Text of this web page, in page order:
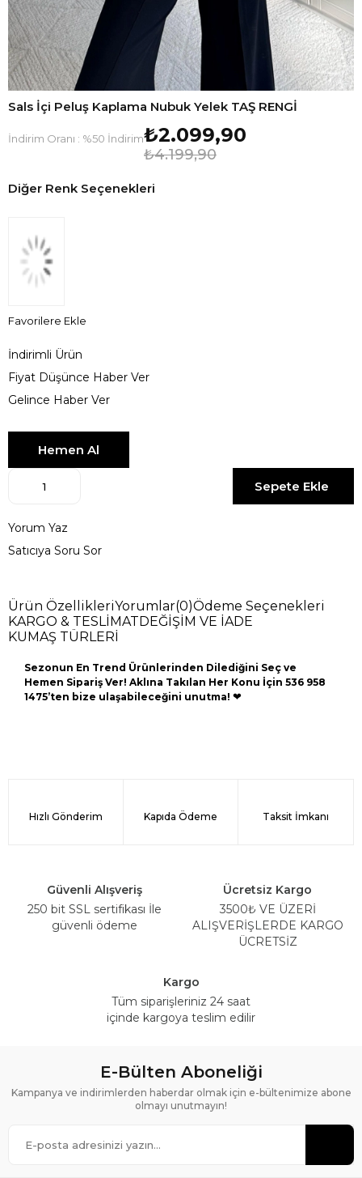
Sals İçi Peluş Kaplama Nubuk Yelek TAŞ RENGİ
İndirim Oranı : %50 İndirim
₺4.199,90
₺2.099,90
Diğer Renk Seçenekleri
Favorilere Ekle
İndirimli Ürün
Fiyat Düşünce Haber Ver
Gelince Haber Ver
Yorum Yaz
Satıcıya Soru Sor
Ürün ÖzellikleriYorumlar(0)Ödeme Seçenekleri
KARGO & TESLİMAT DEĞİŞİM VE İADE
KUMAŞ TÜRLERİ
Sezonun En Trend Ürünlerinden Dilediğini Seç ve
Hemen Sipariş Ver! Aklına Takılan Her Konu İçin 536 958
1475’ten bize ulaşabileceğini unutma! ❤
Hızlı Gönderim Kapıda Ödeme Taksit İmkanı
Güvenli Alışveriş
250 bit SSL sertifikası İle
güvenli ödeme
Ücretsiz Kargo
3500₺ VE ÜZERİ
ALIŞVERİŞLERDE KARGO
ÜCRETSİZ
Kargo
Tüm siparişleriniz 24 saat
içinde kargoya teslim edilir
E-Bülten Aboneliği
Kampanya ve indirimlerden haberdar olmak için e-bültenimize abone
olmayı unutmayın!